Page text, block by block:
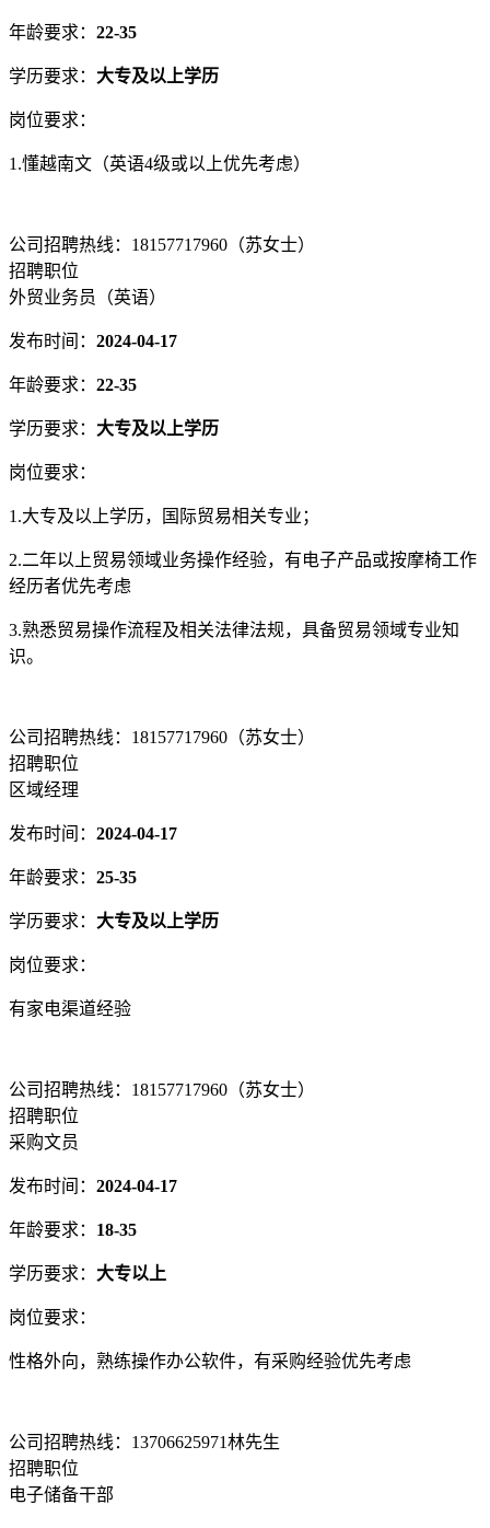
年龄要求： 22-35
学历要求： 大专及以上学历
岗位要求：
1.懂越南文（英语4级或以上优先考虑）
公司招聘热线：18157717960（苏女士）
招聘职位
外贸业务员（英语）
发布时间： 2024-04-17
年龄要求： 22-35
学历要求： 大专及以上学历
岗位要求：
1.大专及以上学历，国际贸易相关专业；
2.二年以上贸易领域业务操作经验，有电子产品或按摩椅工作
经历者优先考虑
3.熟悉贸易操作流程及相关法律法规，具备贸易领域专业知
识。
公司招聘热线：18157717960（苏女士）
招聘职位
区域经理
发布时间： 2024-04-17
年龄要求： 25-35
学历要求： 大专及以上学历
岗位要求：
有家电渠道经验
公司招聘热线：18157717960（苏女士）
招聘职位
采购文员
发布时间： 2024-04-17
年龄要求： 18-35
学历要求： 大专以上
岗位要求：
性格外向，熟练操作办公软件，有采购经验优先考虑
公司招聘热线：13706625971林先生
招聘职位
电子储备干部